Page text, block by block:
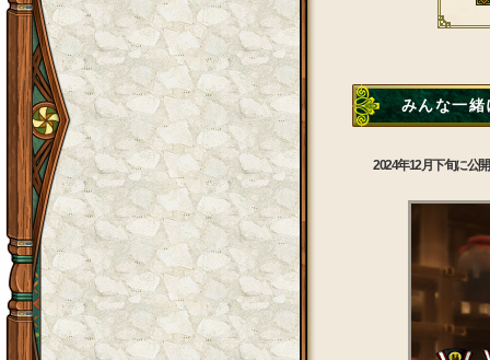
みんな一緒
2024年12月下旬に公